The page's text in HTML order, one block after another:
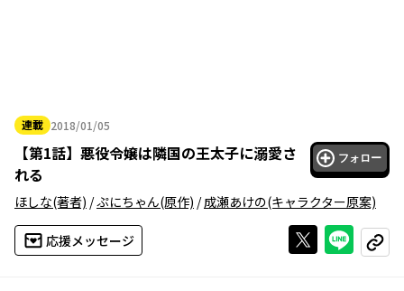
連載 2018/01/05
2018年01月05日
【第1話】 悪役令嬢は隣国の王太子に溺愛さ
れる
フォロー
ほしな(著者) /ぷにちゃん(原作) /成瀬あけの(キャラクター原案)
応援メッセージ Xで投稿する
ライン
コピー